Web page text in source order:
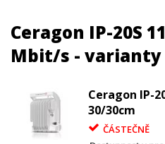
Ceragon IP-20S
Mbit/s - varianty
Ceragon IP-
30/30cm
ČÁSTEČNĚ